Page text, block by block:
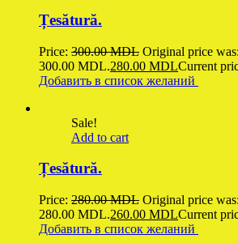
Țesătură.
Price: 300.00MDL Original price was:
300.00 MDL.280.00 MDLCurrent
Добавить в список желаний
Sale!
Add to cart
Țesătură.
Price: 280.00MDL Original price was:
280.00 MDL.260.00 MDLCurrent
Добавить в список желаний